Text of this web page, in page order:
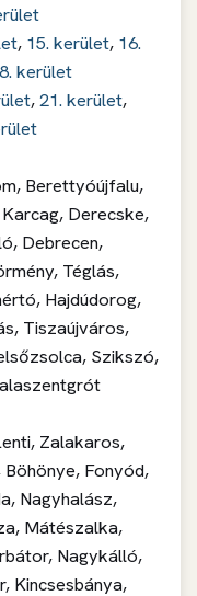
, 15. kerület, 16.
kerület
,21. kerület,
Berettyóújfalu,
Derecske,
Debrecen,
Téglás,
Hajdúdorog,
Tiszaújváros,
Szikszó,
Zalakaros,
Fonyód,
Nagyhalász,
Mátészalka,
Nagykálló,
Kincsesbánya,